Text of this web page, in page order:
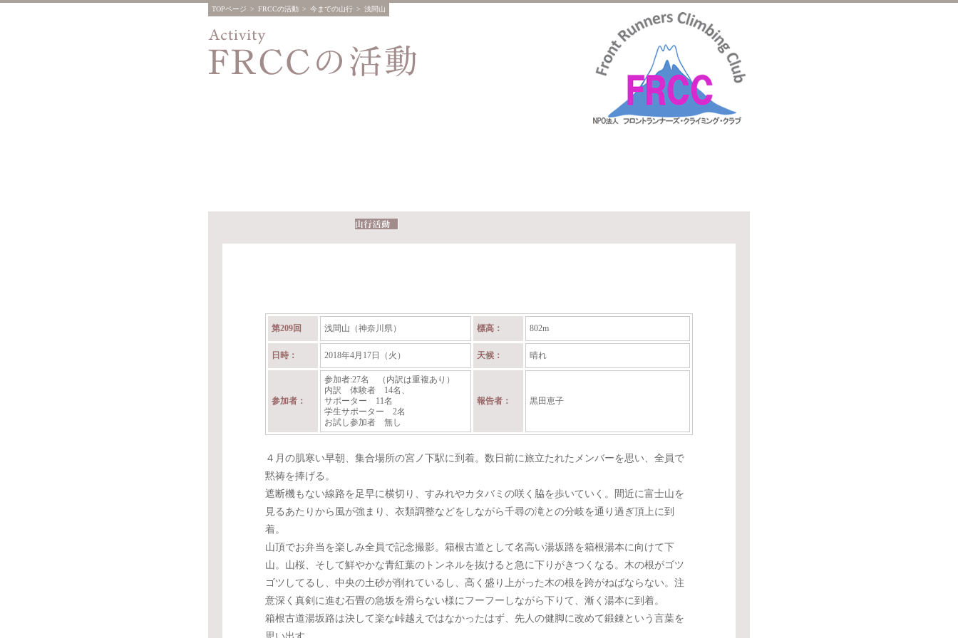
TOPページ > FRCCの活動 > 今までの山行 > 浅間山
第209回 浅間山（神奈川県） 標高： 802m
日時： 2018年4月17日（火） 天候： 晴れ
参加者：
参加者:27名 （内訳は重複あり）
内訳 体験者 14名、
サポーター 11名
学生サポーター 2名
お試し参加者 無し
報告者： 黒田恵子
４月の肌寒い早朝、集合場所の宮ノ下駅に到着。数日前に旅立たれたメンバーを思い、全員で
黙祷を捧げる。
遮断機もない線路を足早に横切り、すみれやカタバミの咲く脇を歩いていく。間近に富士山を
見るあたりから風が強まり、衣類調整などをしながら千尋の滝との分岐を通り過ぎ頂上に到
着。
山頂でお弁当を楽しみ全員で記念撮影。箱根古道として名高い湯坂路を箱根湯本に向けて下
山。山桜、そして鮮やかな青紅葉のトンネルを抜けると急に下りがきつくなる。木の根がゴツ
ゴツしてるし、中央の土砂が削れているし、高く盛り上がった木の根を跨がねばならない。注
意深く真剣に進む石畳の急坂を滑らない様にフーフーしながら下りて、漸く湯本に到着。
箱根古道湯坂路は決して楽な峠越えではなかったはず、先人の健脚に改めて鍛錬という言葉を